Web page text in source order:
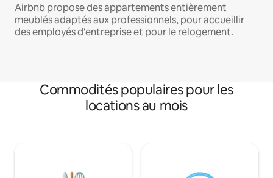
Airbnb propose des appartements entièrement
meublés adaptés aux professionnels, pour accueillir
des employés d'entreprise et pour le relogement.
Commodités populaires pour les
locations au mois